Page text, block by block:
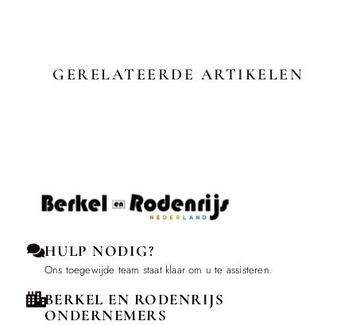
GERELATEERDE ARTIKELEN
HULP NODIG?
Ons toegewijde team staat klaar om u te assisteren.
BERKEL EN RODENRIJS
ONDERNEMERS